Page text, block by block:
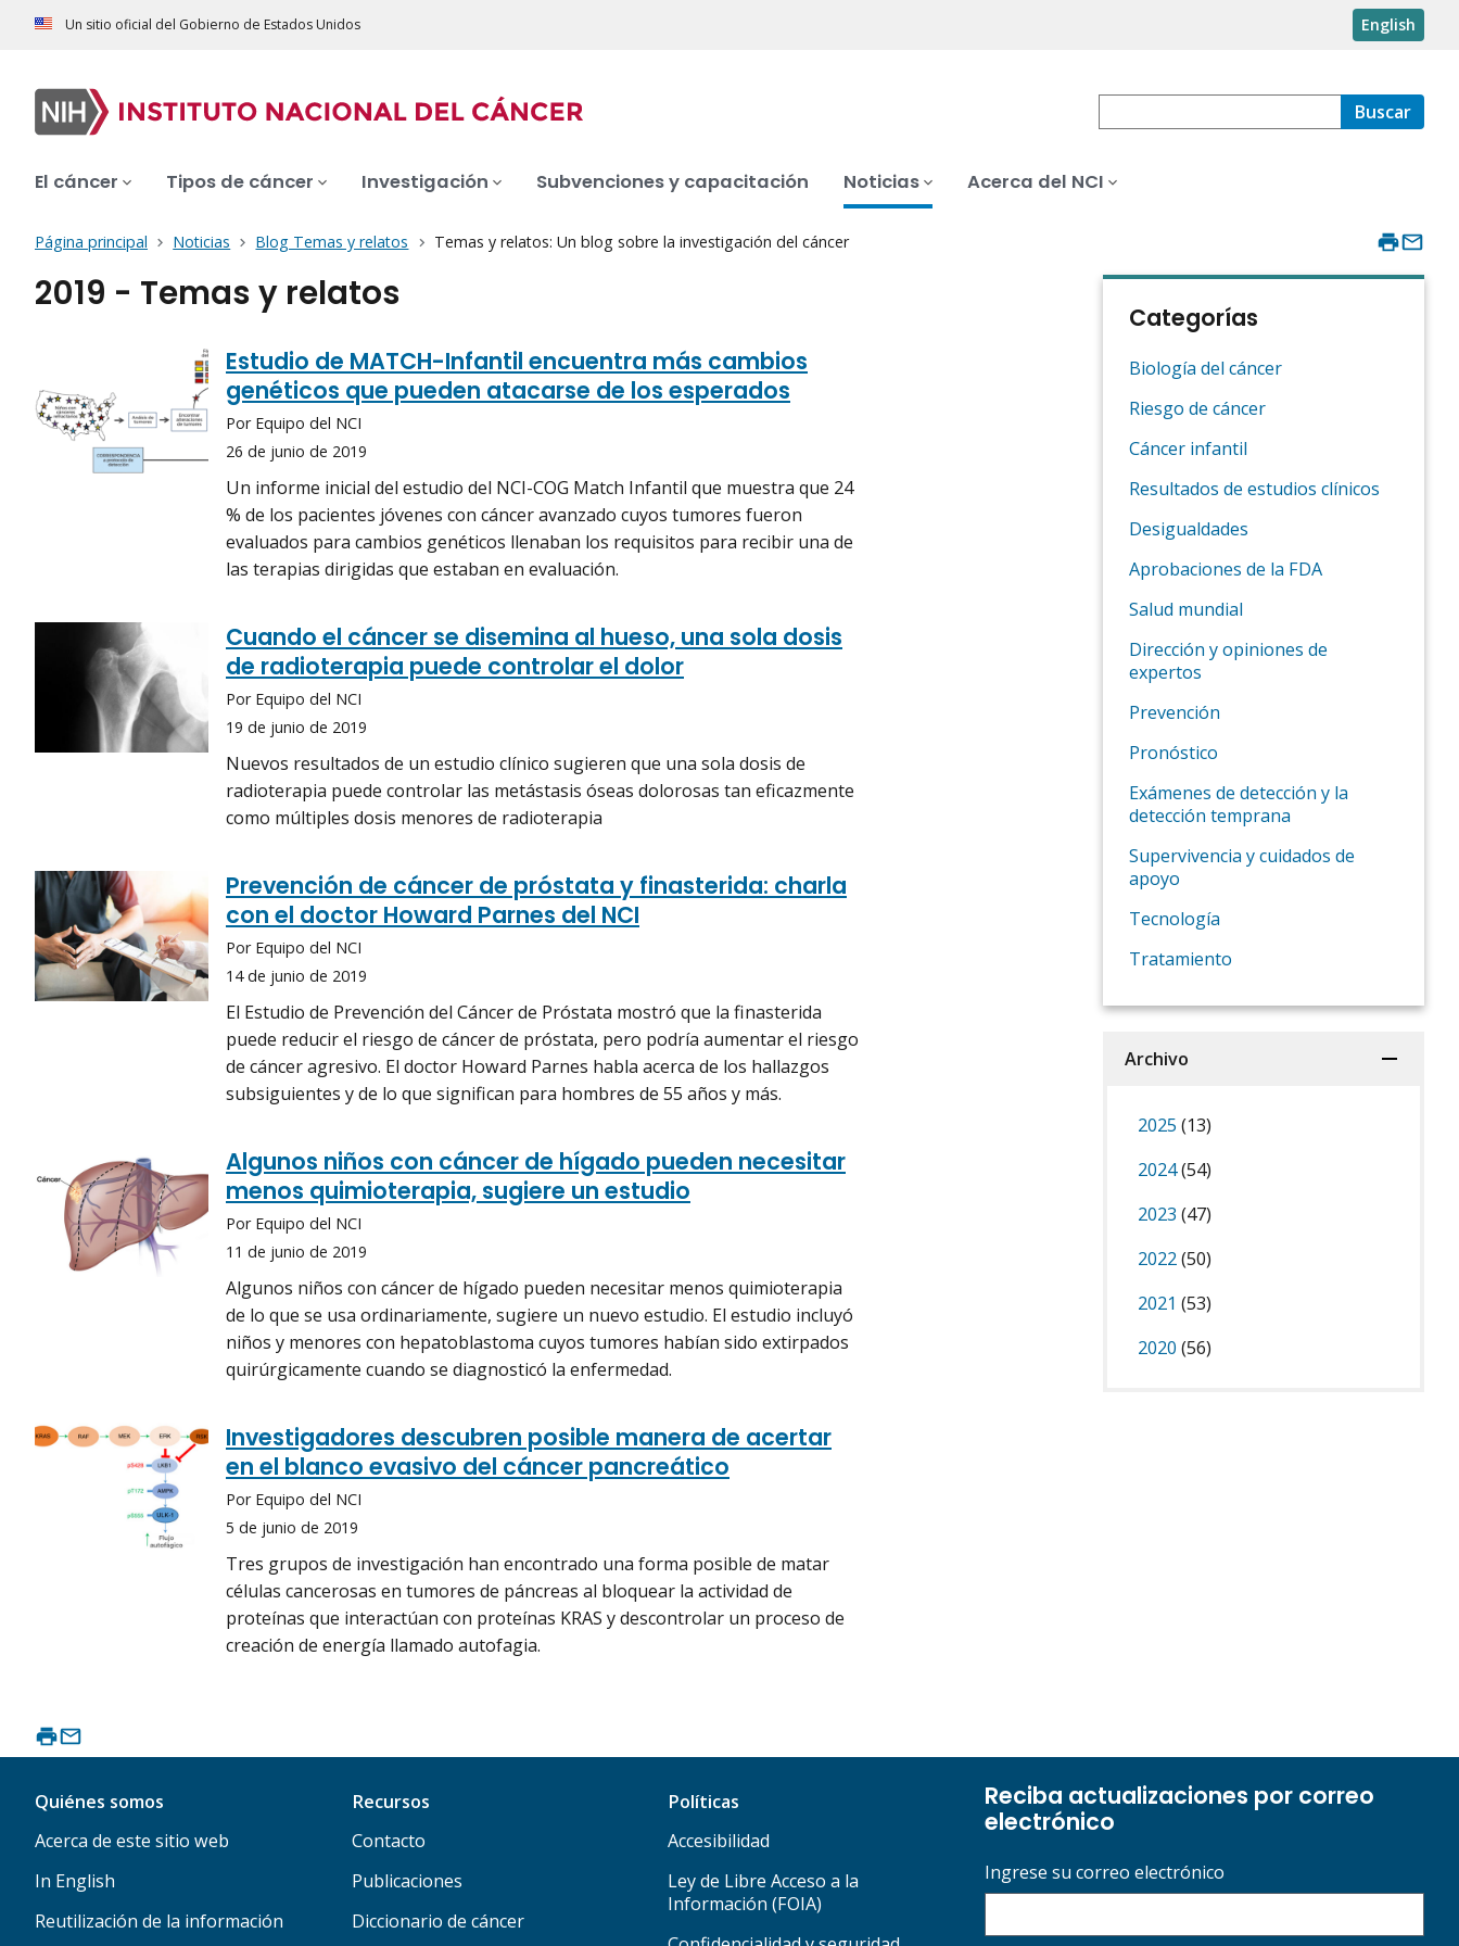
Un sitio oficial del Gobierno de Estados Unidos English
Buscar
El cáncer Tipos de cáncer Investigación Subvenciones y capacitación Noticias Acerca del NCI
Página principal Noticias Blog Temas y relatos Temas y relatos: Un blog sobre la investigación del cáncer
2019 - Temas y relatos
Estudio de MATCH-Infantil encuentra más cambios
genéticos que pueden atacarse de los esperados
Por Equipo del NCI
26 de junio de 2019
Un informe inicial del estudio del NCI-COG Match Infantil que muestra que 24
% de los pacientes jóvenes con cáncer avanzado cuyos tumores fueron
evaluados para cambios genéticos llenaban los requisitos para recibir una de
las terapias dirigidas que estaban en evaluación.
Cuando el cáncer se disemina al hueso, una sola dosis
de radioterapia puede controlar el dolor
Por Equipo del NCI
19 de junio de 2019
Nuevos resultados de un estudio clínico sugieren que una sola dosis de
radioterapia puede controlar las metástasis óseas dolorosas tan eficazmente
como múltiples dosis menores de radioterapia
Prevención de cáncer de próstata y finasterida: charla
con el doctor Howard Parnes del NCI
Por Equipo del NCI
14 de junio de 2019
El Estudio de Prevención del Cáncer de Próstata mostró que la finasterida
puede reducir el riesgo de cáncer de próstata, pero podría aumentar el riesgo
de cáncer agresivo. El doctor Howard Parnes habla acerca de los hallazgos
subsiguientes y de lo que significan para hombres de 55 años y más.
Algunos niños con cáncer de hígado pueden necesitar
menos quimioterapia, sugiere un estudio
Por Equipo del NCI
11 de junio de 2019
Algunos niños con cáncer de hígado pueden necesitar menos quimioterapia
de lo que se usa ordinariamente, sugiere un nuevo estudio. El estudio incluyó
niños y menores con hepatoblastoma cuyos tumores habían sido extirpados
quirúrgicamente cuando se diagnosticó la enfermedad.
Investigadores descubren posible manera de acertar
en el blanco evasivo del cáncer pancreático
Por Equipo del NCI
5 de junio de 2019
Tres grupos de investigación han encontrado una forma posible de matar
células cancerosas en tumores de páncreas al bloquear la actividad de
proteínas que interactúan con proteínas KRAS y descontrolar un proceso de
creación de energía llamado autofagia.
Categorías
Biología del cáncer
Riesgo de cáncer
Cáncer infantil
Resultados de estudios clínicos
Desigualdades
Aprobaciones de la FDA
Salud mundial
Dirección y opiniones de
expertos
Prevención
Pronóstico
Exámenes de detección y la
detección temprana
Supervivencia y cuidados de
apoyo
Tecnología
Tratamiento
Archivo
2025 (13)
2024(54)
2023 (47)
2022(50)
2021 (53)
2020 (56)
Quiénes somos
Acerca de este sitio web
In English
Reutilización de la información
Recursos
Contacto
Publicaciones
Diccionario de cáncer
Políticas
Accesibilidad
Ley de Libre Acceso a la
Información (FOIA)
Reciba actualizaciones por correo
electrónico
Ingrese su correo electrónico